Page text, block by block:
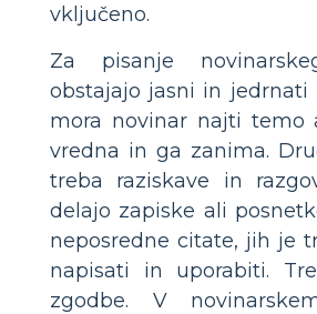
vključeno.
Za pisanje
obstajajo jasni in jedrnati
mora novinar najti temo
vredna in ga zanima.
treba raziskave in
delajo zapiske ali
neposredne citate, jih je
napisati in uporabiti.
zgodbe. V